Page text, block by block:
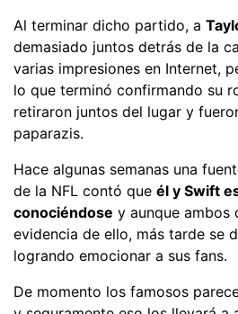
Al terminar dicho partido, a
demasiado juntos detrás de la
varias impresiones en Internet,
lo que terminó confirmando su
retiraron juntos del lugar y
paparazis.
Hace algunas semanas una
de la NFL contó que él y Swift
conociéndose y aunque ambos
evidencia de ello, más tarde se
logrando emocionar a sus fans.
De momento los famosos